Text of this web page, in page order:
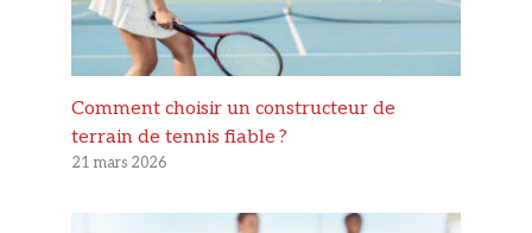
Comment choisir un constructeur de
terrain de tennis fiable ?
21 mars 2026